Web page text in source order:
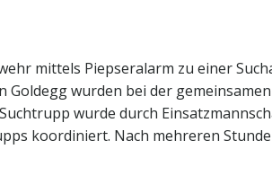
mittels Piepseralarm zu einer
Goldegg wurden bei der
wurde durch
koordiniert. Nach mehreren